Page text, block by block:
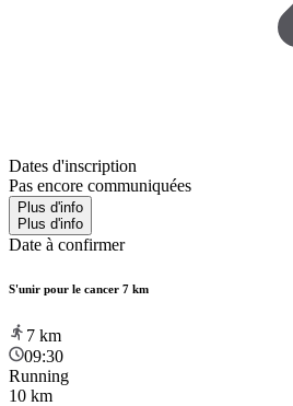
Dates d'inscription
Pas encore communiquées
Plus d'info
Plus d'info
Date à confirmer
S'unir pour le cancer 7 km
7 km
09:30
Running
10 km